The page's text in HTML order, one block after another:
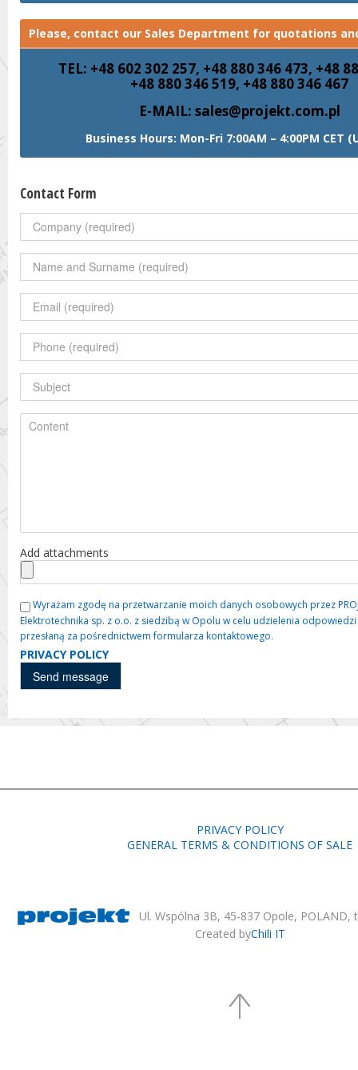
Please, contact our Sales Department for quotations
TEL: +48 602 302 257, +48 880 346 473, +48
+48 880 346 519, +48 880 346 467
E-MAIL: sales@projekt.com.pl
Business Hours: Mon-Fri 7:00AM – 4:00PM CET
Contact Form
Add attachments
Wyrażam zgodę na przetwarzanie moich danych osobowych przez
Elektrotechnika sp. z o.o. z siedzibą w Opolu w celu udzielenia
przesłaną za pośrednictwem formularza kontaktowego.
PRIVACY POLICY
PRIVACY POLICY
GENERAL TERMS & CONDITIONS OF SALE
Ul. Wspólna 3B, 45-837 Opole, POLAND,
Created byChili IT